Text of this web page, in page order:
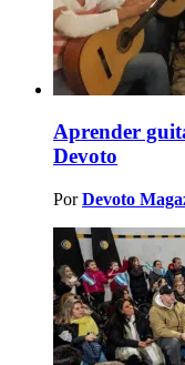
Aprender
Devoto
Por Devoto